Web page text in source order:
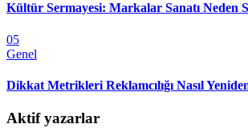
Kültür Sermayesi: Markalar Sanatı Neden
05
Genel
Dikkat Metrikleri Reklamcılığı Nasıl
Aktif yazarlar